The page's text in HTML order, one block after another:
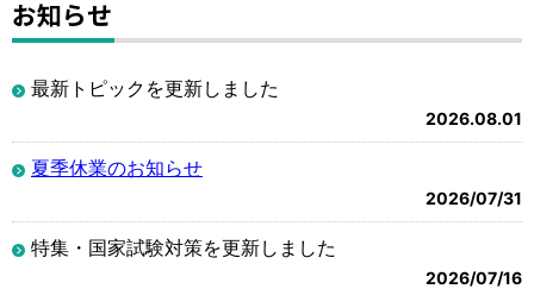
お知らせ
最新トピックを更新しました
2026.08.01
夏季休業のお知らせ
2026/07/31
特集・国家試験対策を更新しました
2026/07/16